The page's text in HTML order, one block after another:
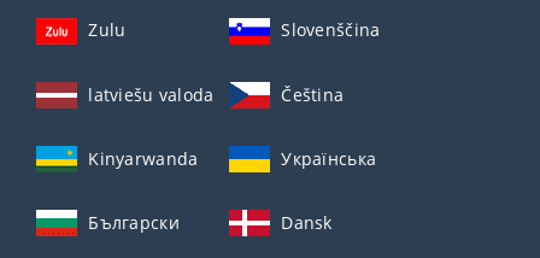
Zulu Slovenščina
latviešu valoda Čeština
Kinyarwanda Українська
Български Dansk